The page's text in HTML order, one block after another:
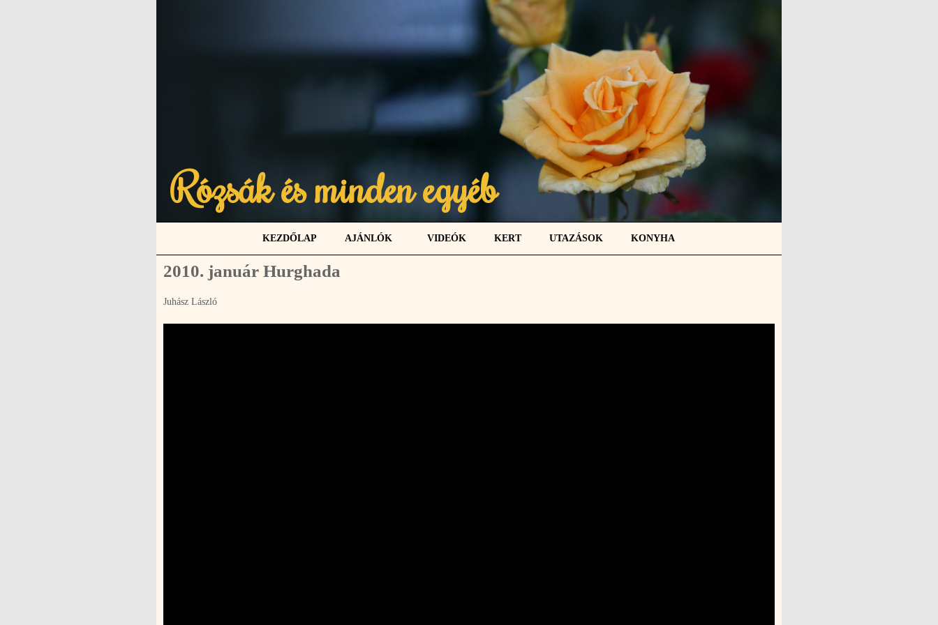
Rózsák és minden egyéb
KEZDŐLAP AJÁNLÓK VIDEÓK KERT UTAZÁSOK KONYHA
2010. január Hurghada
Juhász László